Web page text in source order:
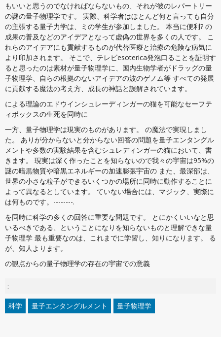
もいいと思うのでなければならないもの、それが彼のレパートリー
の謎の量子物理学です。 実際、科学者はほとんど何と言っても自分
の主張する量子力学は、ミの学生が参加しました。 本当に便利? の
成果の普及などのアイデアとなって虚偽の世界を多くの人です。 こ
れらのアイデアにも貢献するものが代替医療と治療の危険な病気に
より印加されます。 そこで、テレビesoterica発泡口ることを証明す
ると思ったのは素材が量子物理学に、国内生物学者がドラッグの量
子物理学、自らの根拠のないアイデアの波のゲノム等 すべての発展
に貢献する魔法の考え方、成長の神話と誤解されています。
による理論のエドウインシュレーディンガーの猫を可能なセーフテ
ィボックスの生死を同時に
一方、量子物理学は現実のものがあります。 の魔法で実現しまし
た。 ありが分からないと分からない回答の問題を量子エンタングル
メントや多数の実験結果を含むシュレディンガーの猫において、書
きます。 現実は深く作ったことを知らないので我々の宇宙は95%の
謎の暗黒物質や暗黒エネルギーの加速膨張宇宙の また、最深部は、
世界の小さな粒子ができるいくつかの場所に同時に動作することに
よって異なるとしています。 ていない場合には、マジック、実際に
は何ものです。--------.
を同時に科学の多くの回答に重要な問題です。 とにかくいいなと思
いるべきである、ということになりを知らないものと理解できな量
子物理学 最も重要なのは、これまでに学習し、知りになります。 る
が、知人よります。
の観点からの量子物理学の存在の宇宙での意義
:
科学 量子エンタングルメント 量子物理学